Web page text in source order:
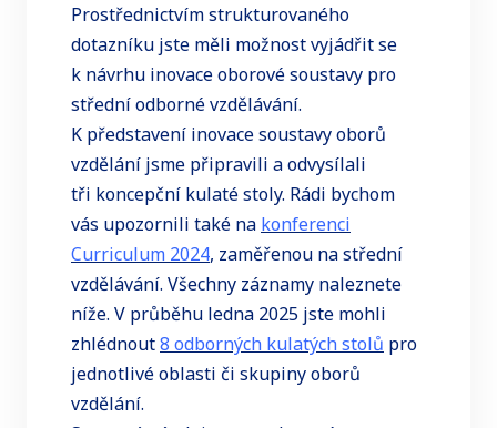
Prostřednictvím strukturovaného
dotazníku jste měli možnost vyjádřit se
k návrhu inovace oborové soustavy pro
střední odborné vzdělávání.
K představení inovace soustavy oborů
vzdělání jsme připravili a odvysílali
tři koncepční kulaté stoly. Rádi bychom
vás upozornili také na konferenci
Curriculum 2024, zaměřenou na střední
vzdělávání. Všechny záznamy naleznete
níže. V průběhu ledna 2025 jste mohli
zhlédnout8 odborných kulatých stolů pro
jednotlivé oblasti či skupiny oborů
vzdělání.